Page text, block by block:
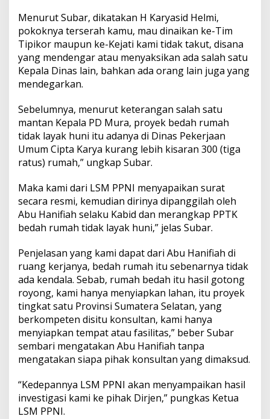
a
s
i
d
Menurut Subar, dikatakan H Karyasid Helmi,
pokoknya terserah kamu, mau dinaikan ke-Tim
Tipikor maupun ke-Kejati kami tidak takut, disana
yang mendengar atau menyaksikan ada salah satu
Kepala Dinas lain, bahkan ada orang lain juga yang
mendegarkan.
Sebelumnya, menurut keterangan salah satu
mantan Kepala PD Mura, proyek bedah rumah
tidak layak huni itu adanya di Dinas Pekerjaan
Umum Cipta Karya kurang lebih kisaran 300 (tiga
ratus) rumah,” ungkap Subar.
Maka kami dari LSM PPNI menyapaikan surat
secara resmi, kemudian dirinya dipanggilah oleh
Abu Hanifiah selaku Kabid dan merangkap PPTK
bedah rumah tidak layak huni,” jelas Subar.
Penjelasan yang kami dapat dari Abu Hanifiah di
ruang kerjanya, bedah rumah itu sebenarnya tidak
ada kendala. Sebab, rumah bedah itu hasil gotong
royong, kami hanya menyiapkan lahan, itu proyek
tingkat satu Provinsi Sumatera Selatan, yang
berkompeten disitu konsultan, kami hanya
menyiapkan tempat atau fasilitas,” beber Subar
sembari mengatakan Abu Hanifiah tanpa
mengatakan siapa pihak konsultan yang dimaksud.
“Kedepannya LSM PPNI akan menyampaikan hasil
investigasi kami ke pihak Dirjen,” pungkas Ketua
LSM PPNI.